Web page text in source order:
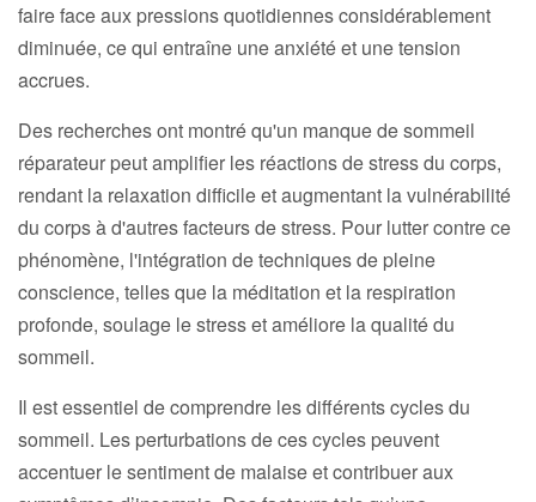
faire face aux pressions quotidiennes considérablement
diminuée, ce qui entraîne une anxiété et une tension
accrues.
Des recherches ont montré qu'un manque de sommeil
réparateur peut amplifier les réactions de stress du corps,
rendant la relaxation difficile et augmentant la vulnérabilité
du corps à d'autres facteurs de stress. Pour lutter contre ce
phénomène, l'intégration de techniques de pleine
conscience, telles que la méditation et la respiration
profonde, soulage le stress et améliore la qualité du
sommeil.
Il est essentiel de comprendre les différents cycles du
sommeil. Les perturbations de ces cycles peuvent
accentuer le sentiment de malaise et contribuer aux